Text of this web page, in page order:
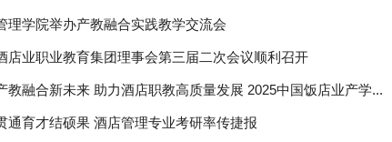
理学院举办产教融合实践教学交流会
店业职业教育集团理事会第三届二次会议顺利召开
教融合新未来 助力酒店职教高质量发展 2025中国饭店业产学...
通育才结硕果 酒店管理专业考研率传捷报